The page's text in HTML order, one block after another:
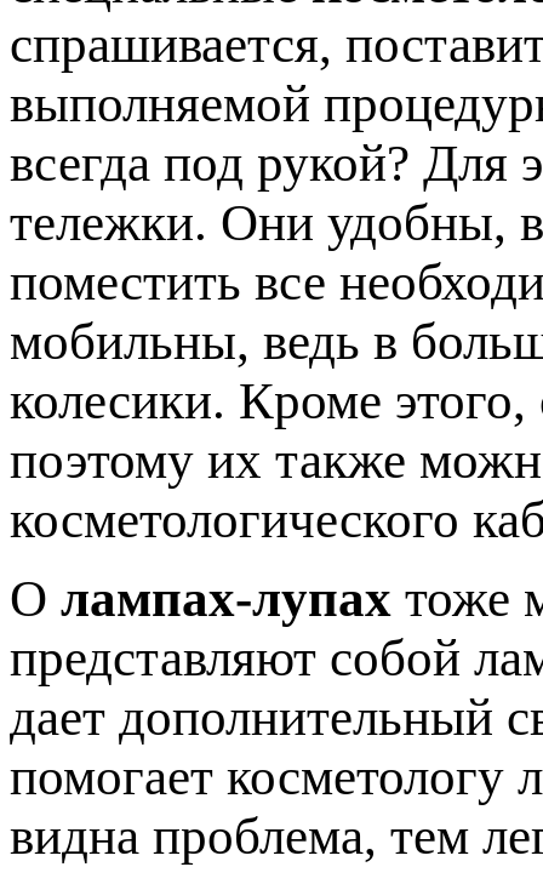
спрашивается,
выполняемой
всегда под рукой? Для
тележки. Они удобны,
поместить все
мобильны, ведь в
колесики. Кроме
поэтому их также
косметологического
О лампах-лупах тоже
представляют собой
дает дополнительный
помогает косметологу
видна проблема, тем